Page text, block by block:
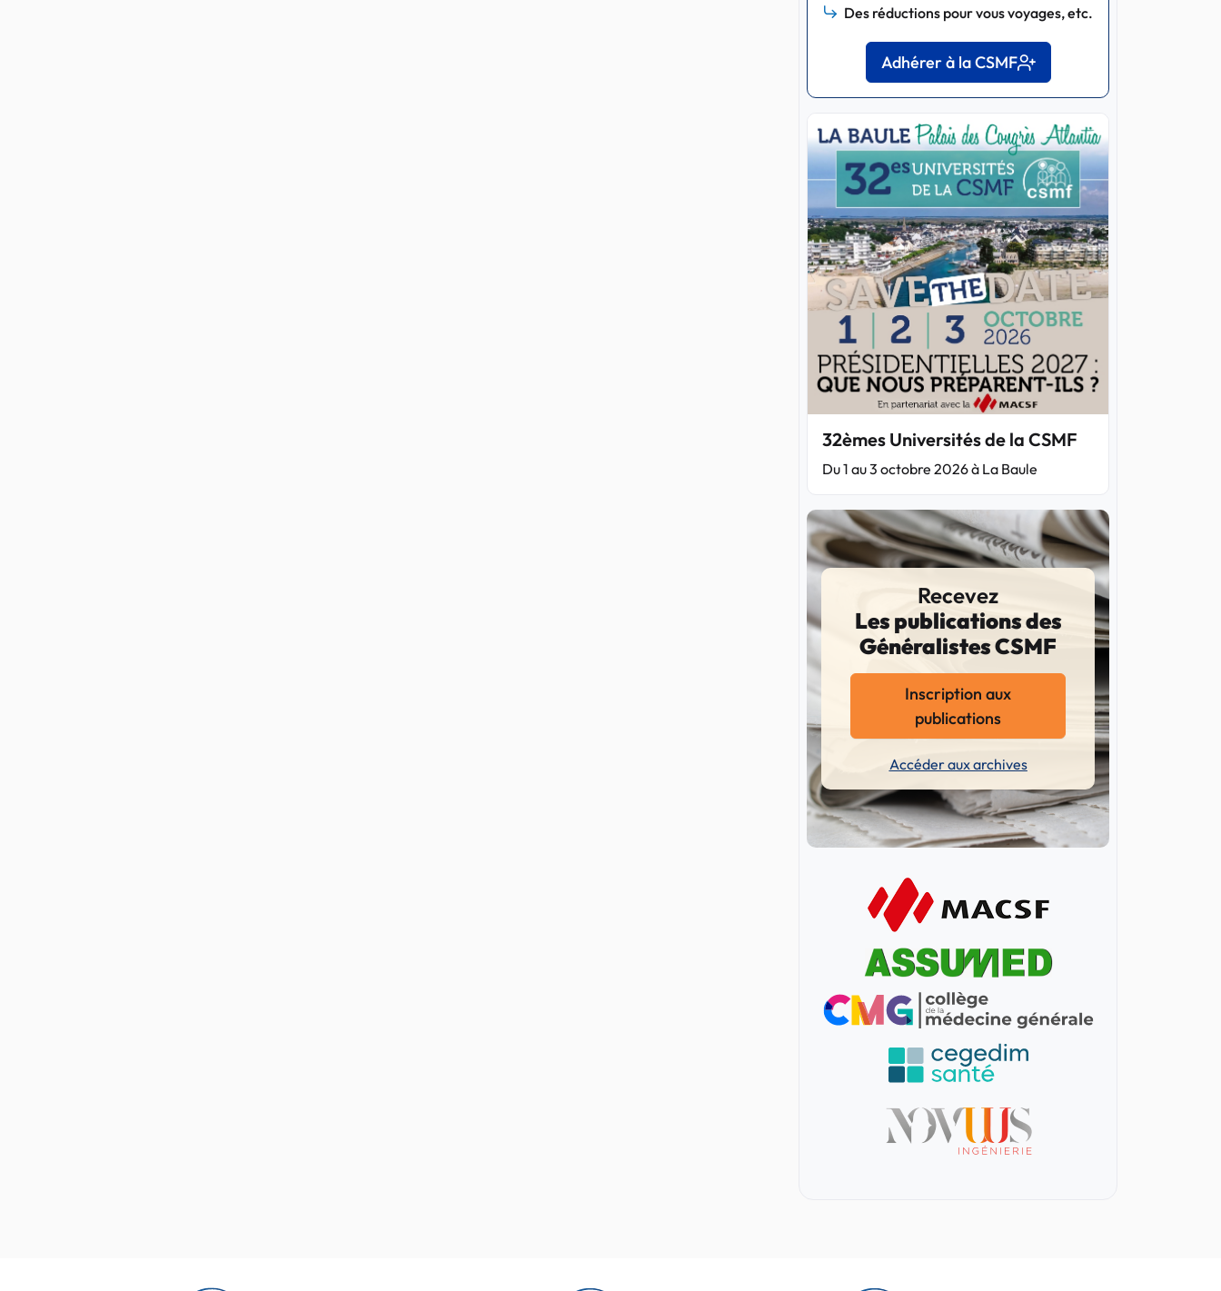
Des réductions pour vous voyages, etc.
Adhérer à la CSMF
32èmes Universités de la CSMF
Du 1 au 3 octobre 2026 à La Baule
Recevez
Les publications des
Généralistes CSMF
Inscription aux
publications
Accéder aux archives